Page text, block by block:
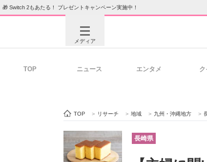
🎁 Switch 2もあたる！ プレゼントキャンペーン実施中！
メディア
ビジネスと働き方のヒント
TOP ニュース エンタメ
TOP > リサーチ > 地域 > 九州・沖縄地方 >
長崎県